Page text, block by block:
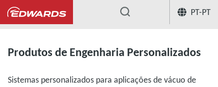
PT-PT
...
Produtos de Engenharia Personalizados
Sistemas personalizados para aplicações de vácuo de